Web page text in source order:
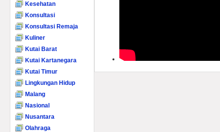
Kesehatan
Konsultasi
Konsultasi Remaja
Kuliner
Kutai Barat
Kutai Kartanegara
Kutai Timur
Lingkungan Hidup
Malang
Nasional
Nusantara
Olahraga